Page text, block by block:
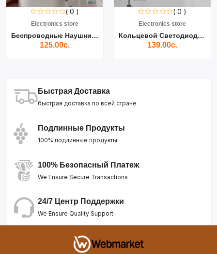
( 0 )
Electronics store
Беспроводные Наушники Air...
125.00с.
( 0 )
Electronics store
Кольцевой Светодиодный Св...
139.00с.
Быстрая Доставка
быстрая доставка по всей стране
Подлинные Продукты
100% подлинные продукты
100% Безопасный Платеж
We Ensure Secure Transactions
24/7 Центр Поддержки
We Ensure Quality Support